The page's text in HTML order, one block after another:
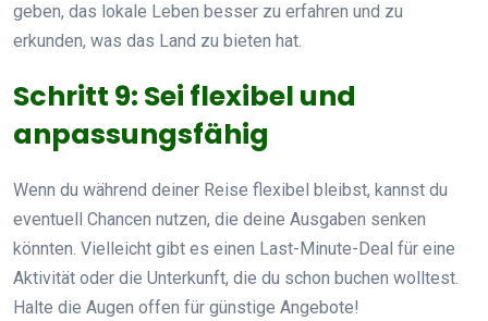
geben, das lokale Leben besser zu erfahren und zu
erkunden, was das Land zu bieten hat.
Schritt 9: Sei flexibel und
anpassungsfähig
Wenn du während deiner Reise flexibel bleibst, kannst du
eventuell Chancen nutzen, die deine Ausgaben senken
könnten. Vielleicht gibt es einen Last-Minute-Deal für eine
Aktivität oder die Unterkunft, die du schon buchen wolltest.
Halte die Augen offen für günstige Angebote!